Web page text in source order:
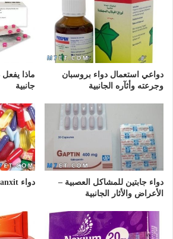
دواعي استعمال دواء بروسبان
وجرعته وأثآره الجانبية
جانبية
دواء جابتين للمشاكل العصبية –
الأعراض والأثار الجانبية
دواء deanxit